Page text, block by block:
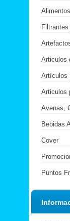
Articulos
Artículos
Articulos
Avenas,
Bebidas
Cover
Puntos